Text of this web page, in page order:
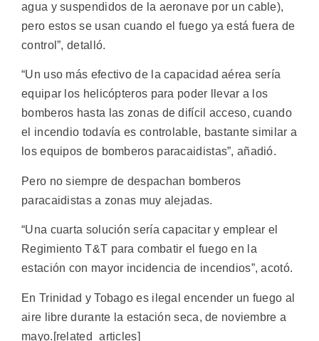
agua y suspendidos de la aeronave por un cable),
pero estos se usan cuando el fuego ya está fuera de
control”, detalló.
“Un uso más efectivo de la capacidad aérea sería
equipar los helicópteros para poder llevar a los
bomberos hasta las zonas de difícil acceso, cuando
el incendio todavía es controlable, bastante similar a
los equipos de bomberos paracaidistas”, añadió.
Pero no siempre de despachan bomberos
paracaidistas a zonas muy alejadas.
“Una cuarta solución sería capacitar y emplear el
Regimiento T&T para combatir el fuego en la
estación con mayor incidencia de incendios”, acotó.
En Trinidad y Tobago es ilegal encender un fuego al
aire libre durante la estación seca, de noviembre a
mayo.[related_articles]